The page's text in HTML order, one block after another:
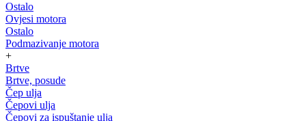
Ostalo
Ovjesi motora
Ostalo
Podmazivanje motora
+
Brtve
Brtve, posude
Čep ulja
Čepovi ulja
Čepovi za ispuštanje ulja